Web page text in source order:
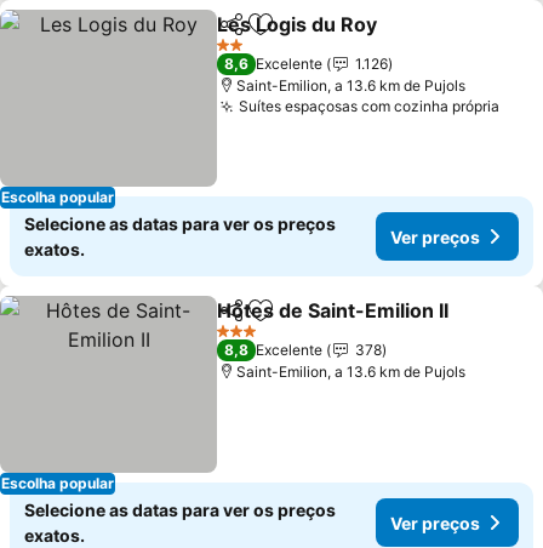
Escolha popular
PartilharAdicionar aos favoritos
Les Logis du Roy
2 Estrelas
8,6 Excelente
1.126
Saint-Emilion, a 13.6 km de Pujols
Suítes espaçosas com cozinha própria
Selecione as datas para ver os preços
exatos.
Ver preços
Escolha popular
PartilharAdicionar aos favoritos
Hôtes de Saint-Emilion II
3 Estrelas
8,8 Excelente
378
Saint-Emilion, a 13.6 km de Pujols
Selecione as datas para ver os preços
exatos.
Ver preços